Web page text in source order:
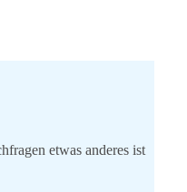
etwas anderes ist